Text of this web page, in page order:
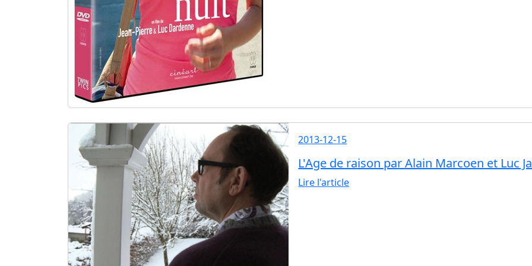
2013-12-15
L'Age de raison par Alain Marcoen et Luc
Lire l'article